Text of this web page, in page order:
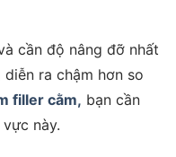
cần độ nâng đỡ nhất
ra chậm hơn so
filler cằm, bạn cần
này.